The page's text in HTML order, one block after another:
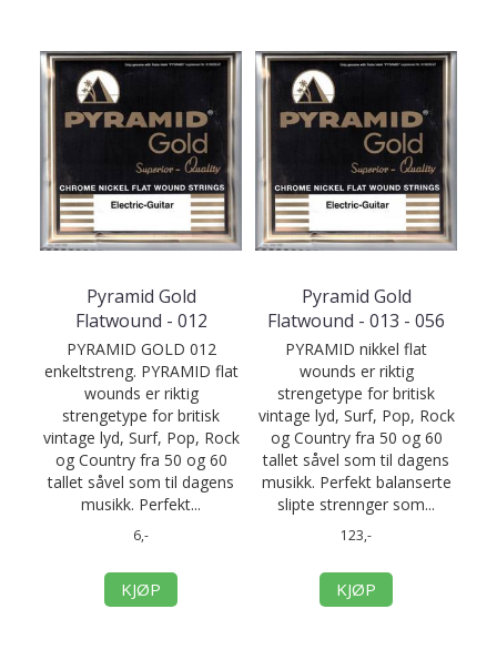
Pyramid Gold
Flatwound - 012
PYRAMID GOLD 012
enkeltstreng. PYRAMID flat
wounds er riktig
strengetype for britisk
vintage lyd, Surf, Pop, Rock
og Country fra 50 og 60
tallet såvel som til dagens
musikk. Perfekt...
6,-
KJØP
Pyramid Gold
Flatwound - 013 - 056
PYRAMID nikkel flat
wounds er riktig
strengetype for britisk
vintage lyd, Surf, Pop, Rock
og Country fra 50 og 60
tallet såvel som til dagens
musikk. Perfekt balanserte
slipte strennger som...
123,-
KJØP